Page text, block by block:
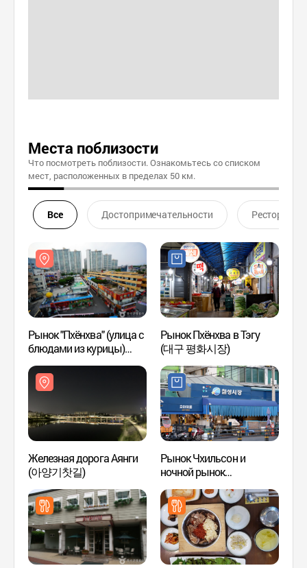
Места поблизости
Что посмотреть поблизости. Ознакомьтесь со списком
мест, расположенных в пределах 50 км.
Все Достопримечательности Ресторан
Рынок "Пхёнхва" (улица с
блюдами из курицы)
(대구 평화시장 닭똥집
골목)
Рынок Пхёнхва в Тэгу
(대구 평화시장)
Железная дорога Аянги
(아양기찻길)
Рынок Чхильсон и
ночной рынок
Пёльбёльсансан
Чхильсон в Тэгу
(칠성시장&별별상상
칠성야시장)